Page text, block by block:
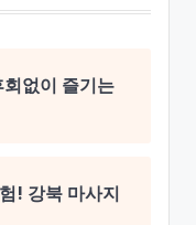
없이 즐기는
! 강북 마사지